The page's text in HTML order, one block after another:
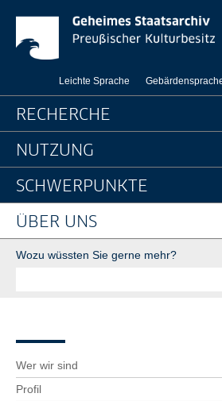
Springe direkt zu:
News-
Leichte Sprache
Hauptnavigation
RECHERCHE
NUTZUNG
SCHWERPUNKTE
ÜBER UNS
Suche
Wozu wüssten Sie gerne mehr?
Wer wir sind
Profil